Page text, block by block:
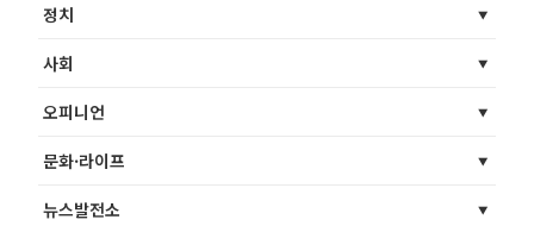
정치
사회
오피니언
문화·라이프
뉴스발전소